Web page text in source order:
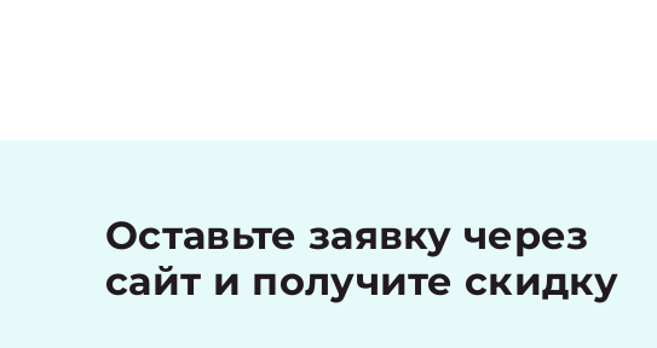
Оставьте заявку через
сайт и получите скидку